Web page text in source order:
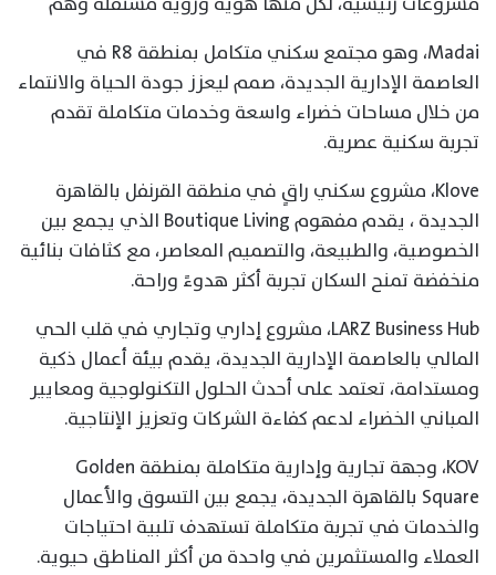
Madai، وهو مجتمع سكني متكامل بمنطقة R8 في
العاصمة الإدارية الجديدة، صمم ليعزز جودة الحياة والانتماء
من خلال مساحات خضراء واسعة وخدمات متكاملة تقدم
تجربة سكنية عصرية.
Klove، مشروع سكني راقٍ في منطقة القرنفل بالقاهرة
الجديدة ، يقدم مفهوم Boutique Living الذي يجمع بين
الخصوصية، والطبيعة، والتصميم المعاصر، مع كثافات بنائية
منخفضة تمنح السكان تجربة أكثر هدوءً وراحة.
LARZ Business Hub، مشروع إداري وتجاري في قلب الحي
المالي بالعاصمة الإدارية الجديدة، يقدم بيئة أعمال ذكية
ومستدامة، تعتمد على أحدث الحلول التكنولوجية ومعايير
المباني الخضراء لدعم كفاءة الشركات وتعزيز الإنتاجية.
KOV، وجهة تجارية وإدارية متكاملة بمنطقة Golden
Square بالقاهرة الجديدة، يجمع بين التسوق والأعمال
والخدمات في تجربة متكاملة تستهدف تلبية احتياجات
العملاء والمستثمرين في واحدة من أكثر المناطق حيوية.